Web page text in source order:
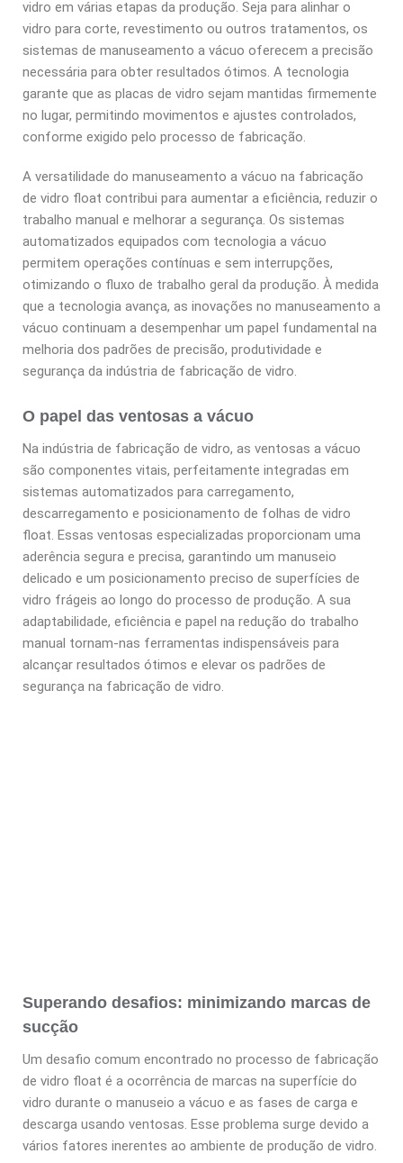
vidro em várias etapas da produção. Seja para alinhar o
vidro para corte, revestimento ou outros tratamentos, os
sistemas de manuseamento a vácuo oferecem a precisão
necessária para obter resultados ótimos. A tecnologia
garante que as placas de vidro sejam mantidas firmemente
no lugar, permitindo movimentos e ajustes controlados,
conforme exigido pelo processo de fabricação.
A versatilidade do manuseamento a vácuo na fabricação
de vidro float contribui para aumentar a eficiência, reduzir o
trabalho manual e melhorar a segurança. Os sistemas
automatizados equipados com tecnologia a vácuo
permitem operações contínuas e sem interrupções,
otimizando o fluxo de trabalho geral da produção. À medida
que a tecnologia avança, as inovações no manuseamento a
vácuo continuam a desempenhar um papel fundamental na
melhoria dos padrões de precisão, produtividade e
segurança da indústria de fabricação de vidro.
O papel das ventosas a vácuo
Na indústria de fabricação de vidro, as ventosas a vácuo
são componentes vitais, perfeitamente integradas em
sistemas automatizados para carregamento,
descarregamento e posicionamento de folhas de vidro
float. Essas ventosas especializadas proporcionam uma
aderência segura e precisa, garantindo um manuseio
delicado e um posicionamento preciso de superfícies de
vidro frágeis ao longo do processo de produção. A sua
adaptabilidade, eficiência e papel na redução do trabalho
manual tornam-nas ferramentas indispensáveis para
alcançar resultados ótimos e elevar os padrões de
segurança na fabricação de vidro.
Superando desafios: minimizando marcas de
sucção
Um desafio comum encontrado no processo de fabricação
de vidro float é a ocorrência de marcas na superfície do
vidro durante o manuseio a vácuo e as fases de carga e
descarga usando ventosas. Esse problema surge devido a
vários fatores inerentes ao ambiente de produção de vidro.